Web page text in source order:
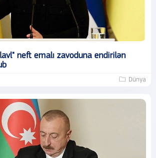
neft emalı zavoduna endirilən
Dünya